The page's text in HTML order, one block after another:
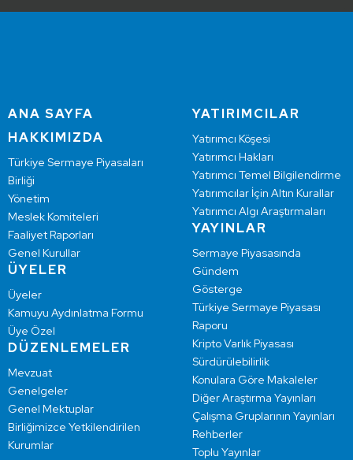
ANA SAYFA
HAKKIMIZDA
Türkiye Sermaye Piyasaları
Birliği
Yönetim
Meslek Komiteleri
Faaliyet Raporları
Genel Kurullar
ÜYELER
Üyeler
Kamuyu Aydınlatma Formu
Üye Özel
DÜZENLEMELER
Mevzuat
Genelgeler
Genel Mektuplar
Birliğimizce Yetkilendirilen
Kurumlar
YATIRIMCILAR
Yatırımcı Köşesi
Yatırımcı Hakları
Yatırımcı Temel Bilgilendirme
Yatırımcılar İçin Altın Kurallar
Yatırımcı Algı Araştırmaları
YAYINLAR
Sermaye Piyasasında
Gündem
Gösterge
Türkiye Sermaye Piyasası
Raporu
Kripto Varlık Piyasası
Sürdürülebilirlik
Konulara Göre Makaleler
Diğer Araştırma Yayınları
Çalışma Gruplarının Yayınları
Rehberler
Toplu Yayınlar